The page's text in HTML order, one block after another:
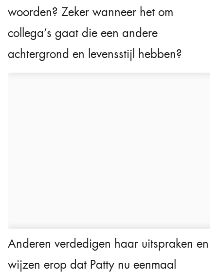
woorden? Zeker wanneer het om
collega’s gaat die een andere
achtergrond en levensstijl hebben?
Anderen verdedigen haar uitspraken en
wijzen erop dat Patty nu eenmaal